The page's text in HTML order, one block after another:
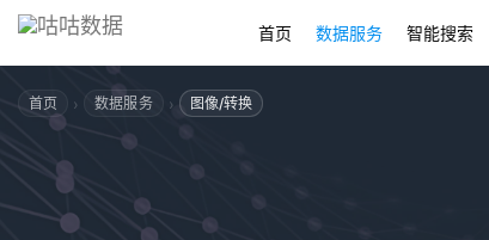
首页 数据服务 智能搜索
首页 › 数据服务 › 图像/转换